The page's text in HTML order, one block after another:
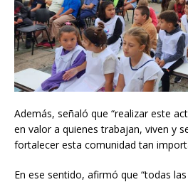
Además, señaló que “realizar este
en valor a quienes trabajan, viven y
fortalecer esta comunidad tan
En ese sentido, afirmó que “todas